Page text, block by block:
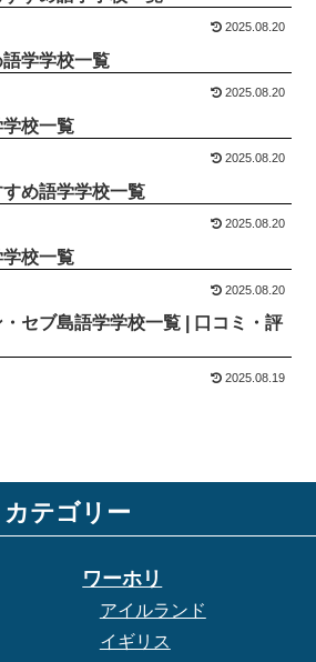
2025.08.20
学学校一覧
2025.08.20
校一覧
2025.08.20
め語学学校一覧
2025.08.20
校一覧
2025.08.20
セブ島語学学校一覧 | 口コミ・評
2025.08.19
カテゴリー
ワーホリ
アイルランド
イギリス